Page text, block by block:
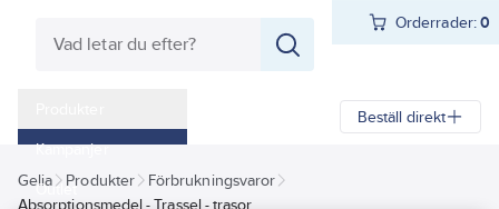
Orderrader:0
Kampanjer
Outlet
Beställ direkt
Gelia Produkter
Förbrukningsvaror
Absorptionsmedel - Trassel - trasor